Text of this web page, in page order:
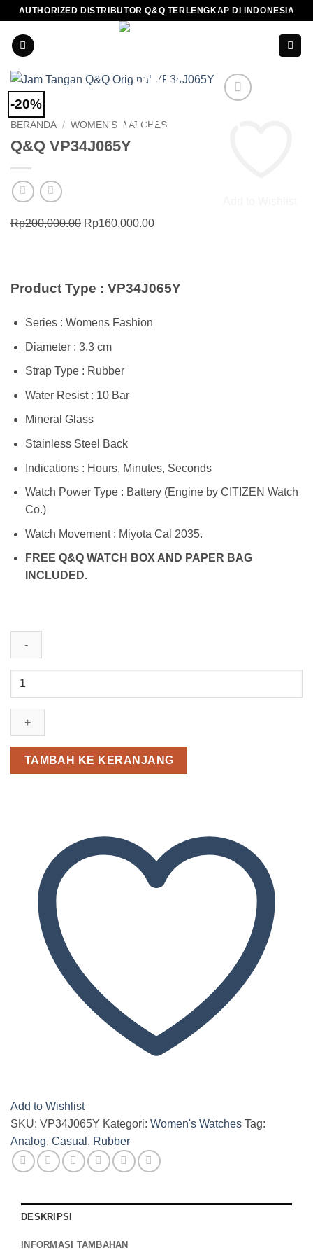
Skip
content
AUTHORIZED DISTRIBUTOR Q&Q TERLENGKAP DI INDONESIA
-20%
BERANDA / WOMEN'S WATCHES
Q&Q VP34J065Y
Rp200,000.00 Harga
Rp160,000.00Harga
Rp160,000.00.
Product Type : VP34J065Y
Series : Womens Fashion
Diameter : 3,3 cm
Strap Type : Rubber
Water Resist : 10 Bar
Mineral Glass
Stainless Steel Back
Indications : Hours, Minutes, Seconds
Watch Power Type : Battery (Engine by CITIZEN Watch
Co.)
Watch Movement : Miyota Cal 2035.
FREE Q&Q WATCH BOX AND PAPER BAG
INCLUDED.
Kuantitas
VP34J065Y
TAMBAH KE KERANJANG
Add to Wishlist
SKU: VP34J065Y Kategori: Women's Watches Tag:
Analog, Casual , Rubber
DESKRIPSI
INFORMASI TAMBAHAN